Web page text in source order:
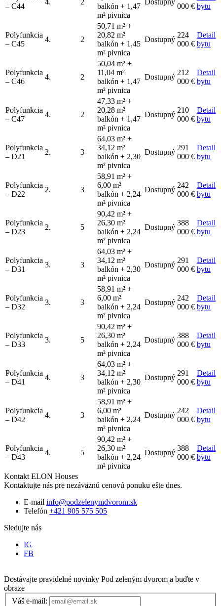
– C44
balkón + 1,47
m² pivnica
000 € bytu
Polyfunkcia
– C45
4. 2
50,71 m² +
20,82 m²
balkón + 1,45
m² pivnica
Dostupný
224
000 €
Detail
bytu
Polyfunkcia
– C46
4. 2
50,04 m² +
11,04 m²
balkón + 1,47
m² pivnica
Dostupný
212
000 €
Detail
bytu
Polyfunkcia
– C47
4. 2
47,33 m² +
20,28 m²
balkón + 1,47
m² pivnica
Dostupný
210
000 €
Detail
bytu
Polyfunkcia
– D21
2. 3
64,03 m² +
34,12 m²
balkón + 2,30
m² pivnica
Dostupný
291
000 €
Detail
bytu
Polyfunkcia
– D22
2. 3
58,91 m² +
6,00 m²
balkón + 2,24
m² pivnica
Dostupný
242
000 €
Detail
bytu
Polyfunkcia
– D23
2. 5
90,42 m² +
26,30 m²
balkón + 2,24
m² pivnica
Dostupný
388
000 €
Detail
bytu
Polyfunkcia
– D31
3. 3
64,03 m² +
34,12 m²
balkón + 2,30
m² pivnica
Dostupný
291
000 €
Detail
bytu
Polyfunkcia
– D32
3. 3
58,91 m² +
6,00 m²
balkón + 2,24
m² pivnica
Dostupný
242
000 €
Detail
bytu
Polyfunkcia
– D33
3. 5
90,42 m² +
26,30 m²
balkón + 2,24
m² pivnica
Dostupný
388
000 €
Detail
bytu
Polyfunkcia
– D41
4. 3
64,03 m² +
34,12 m²
balkón + 2,30
m² pivnica
Dostupný
291
000 €
Detail
bytu
Polyfunkcia
– D42
4. 3
58,91 m² +
6,00 m²
balkón + 2,24
m² pivnica
Dostupný
242
000 €
Detail
bytu
Polyfunkcia
– D43
4. 5
90,42 m² +
26,30 m²
balkón + 2,24
m² pivnica
Dostupný
388
000 €
Detail
bytu
Kontakt ELON Houses
Kontaktujte nás pre nezáväznú cenovú ponuku ešte dnes.
E-mail info@podzelenymdvorom.sk
Telefón +421 905 575 505
Sledujte nás
IG
FB
Dostávajte pravidelné novinky Pod zeleným dvorom a buďte v
obraze
Váš e-mail: